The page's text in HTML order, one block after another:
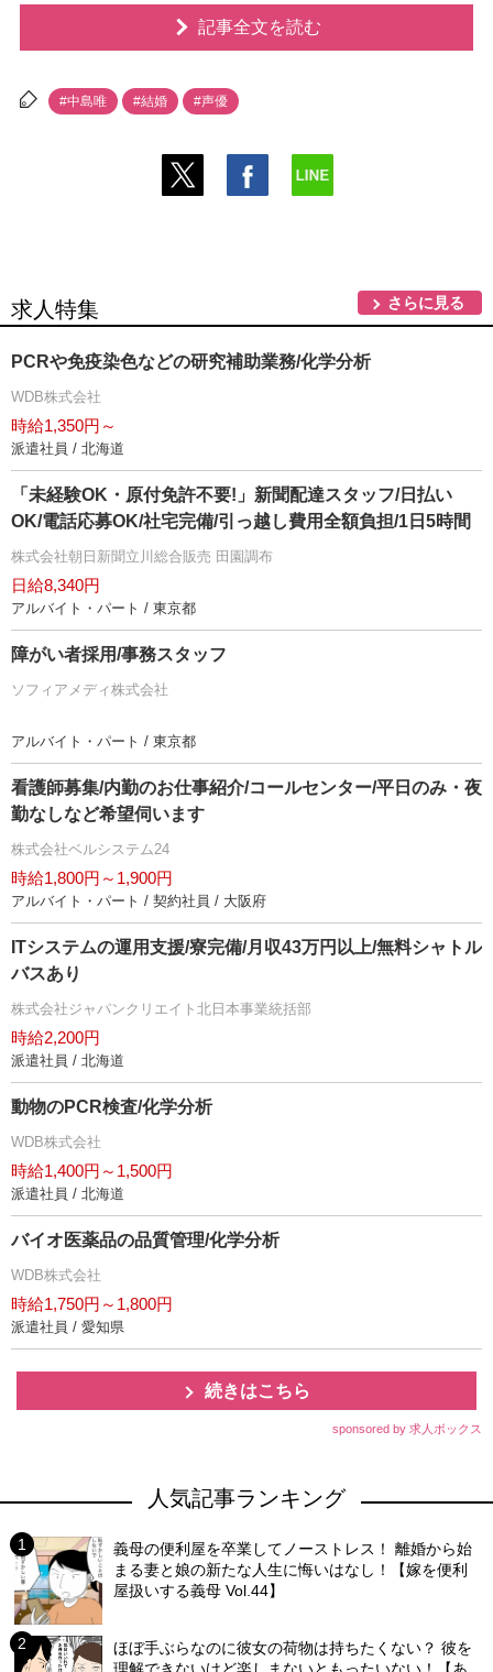
記事全文を読む
#中島唯 #結婚 #声優
求人特集 さらに見る
PCRや免疫染色などの研究補助業務/化学分析
WDB株式会社
時給1,350円～
派遣社員 / 北海道
「未経験OK・原付免許不要!」新聞配達スタッフ/日払い
OK/電話応募OK/社宅完備/引っ越し費用全額負担/1日5時間
株式会社朝日新聞立川総合販売 田園調布
日給8,340円
アルバイト・パート / 東京都
障がい者採用/事務スタッフ
ソフィアメディ株式会社
アルバイト・パート / 東京都
看護師募集/内勤のお仕事紹介/コールセンター/平日のみ・夜
勤なしなど希望伺います
株式会社ベルシステム24
時給1,800円～1,900円
アルバイト・パート / 契約社員 / 大阪府
ITシステムの運用支援/寮完備/月収43万円以上/無料シャトル
バスあり
株式会社ジャパンクリエイト北日本事業統括部
時給2,200円
派遣社員 / 北海道
動物のPCR検査/化学分析
WDB株式会社
時給1,400円～1,500円
派遣社員 / 北海道
バイオ医薬品の品質管理/化学分析
WDB株式会社
時給1,750円～1,800円
派遣社員 / 愛知県
続きはこちら
sponsored by 求人ボックス
人気記事ランキング
義母の便利屋を卒業してノーストレス！ 離婚から始
まる妻と娘の新たな人生に悔いはなし！【嫁を便利
屋扱いする義母 Vol.44】
ほぼ手ぶらなのに彼女の荷物は持ちたくない？ 彼を
理解できないけど楽しまないともったいない！【あ